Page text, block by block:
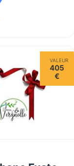
VALEUR
405
€